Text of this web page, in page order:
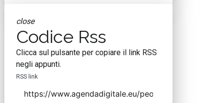
close
Codice Rss
Clicca sul pulsante per copiare il link RSS
negli appunti.
RSS link